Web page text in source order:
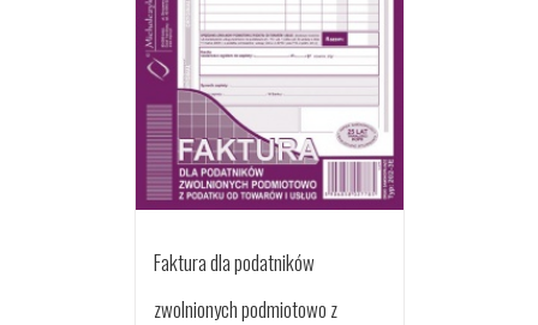
Faktura dla podatników
zwolnionych podmiotowo z